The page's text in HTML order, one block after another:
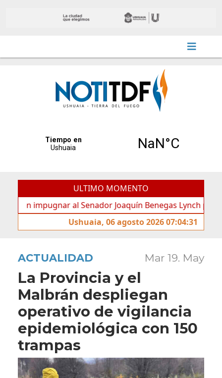
ULTIMO MOMENTO
al Senador Joaquín Benegas Lynch por
Ushuaia, 06 agosto 2026 07:04:31
ACTUALIDAD Mar 19. May
La Provincia y el
Malbrán despliegan
operativo de vigilancia
epidemiológica con 150
trampas